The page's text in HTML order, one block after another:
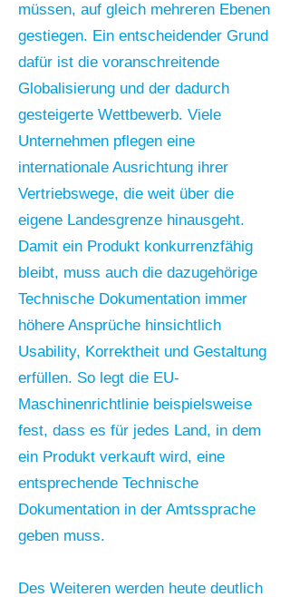
müssen, auf gleich mehreren Ebenen
gestiegen. Ein entscheidender Grund
dafür ist die voranschreitende
Globalisierung und der dadurch
gesteigerte Wettbewerb. Viele
Unternehmen pflegen eine
internationale Ausrichtung ihrer
Vertriebswege, die weit über die
eigene Landesgrenze hinausgeht.
Damit ein Produkt konkurrenzfähig
bleibt, muss auch die dazugehörige
Technische Dokumentation immer
höhere Ansprüche hinsichtlich
Usability, Korrektheit und Gestaltung
erfüllen. So legt die EU-
Maschinenrichtlinie beispielsweise
fest, dass es für jedes Land, in dem
ein Produkt verkauft wird, eine
entsprechende Technische
Dokumentation in der Amtssprache
geben muss.
Des Weiteren werden heute deutlich